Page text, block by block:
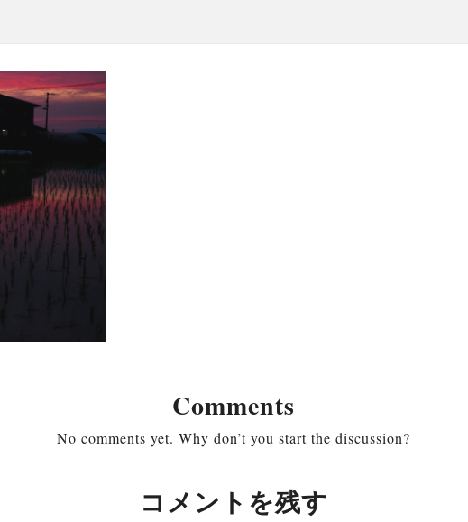
Comments
No comments yet. Why don’t you start the discussion?
コメントを残す